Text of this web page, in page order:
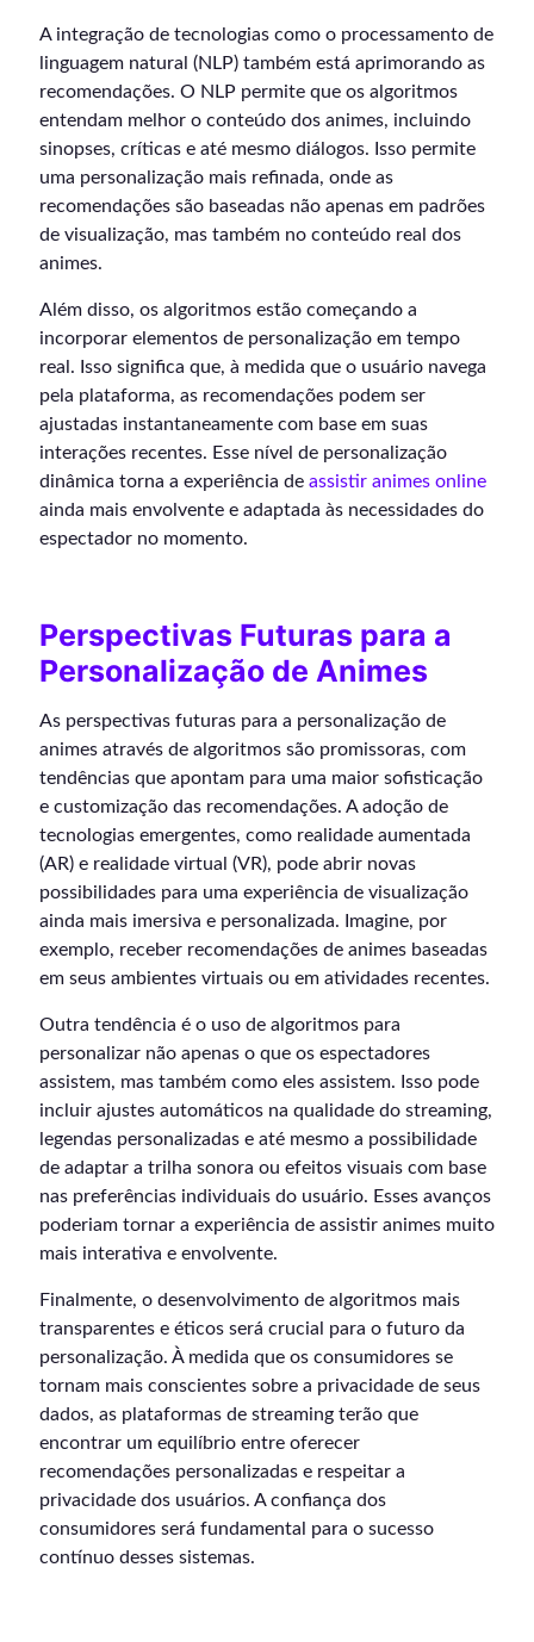
A integração de tecnologias como o processamento de
linguagem natural (NLP) também está aprimorando as
recomendações. O NLP permite que os algoritmos
entendam melhor o conteúdo dos animes, incluindo
sinopses, críticas e até mesmo diálogos. Isso permite
uma personalização mais refinada, onde as
recomendações são baseadas não apenas em padrões
de visualização, mas também no conteúdo real dos
animes.
Além disso, os algoritmos estão começando a
incorporar elementos de personalização em tempo
real. Isso significa que, à medida que o usuário navega
pela plataforma, as recomendações podem ser
ajustadas instantaneamente com base em suas
interações recentes. Esse nível de personalização
dinâmica torna a experiência de assistir animes online
ainda mais envolvente e adaptada às necessidades do
espectador no momento.
Perspectivas Futuras para a
Personalização de Animes
As perspectivas futuras para a personalização de
animes através de algoritmos são promissoras, com
tendências que apontam para uma maior sofisticação
e customização das recomendações. A adoção de
tecnologias emergentes, como realidade aumentada
(AR) e realidade virtual (VR), pode abrir novas
possibilidades para uma experiência de visualização
ainda mais imersiva e personalizada. Imagine, por
exemplo, receber recomendações de animes baseadas
em seus ambientes virtuais ou em atividades recentes.
Outra tendência é o uso de algoritmos para
personalizar não apenas o que os espectadores
assistem, mas também como eles assistem. Isso pode
incluir ajustes automáticos na qualidade do streaming,
legendas personalizadas e até mesmo a possibilidade
de adaptar a trilha sonora ou efeitos visuais com base
nas preferências individuais do usuário. Esses avanços
poderiam tornar a experiência de assistir animes muito
mais interativa e envolvente.
Finalmente, o desenvolvimento de algoritmos mais
transparentes e éticos será crucial para o futuro da
personalização. À medida que os consumidores se
tornam mais conscientes sobre a privacidade de seus
dados, as plataformas de streaming terão que
encontrar um equilíbrio entre oferecer
recomendações personalizadas e respeitar a
privacidade dos usuários. A confiança dos
consumidores será fundamental para o sucesso
contínuo desses sistemas.